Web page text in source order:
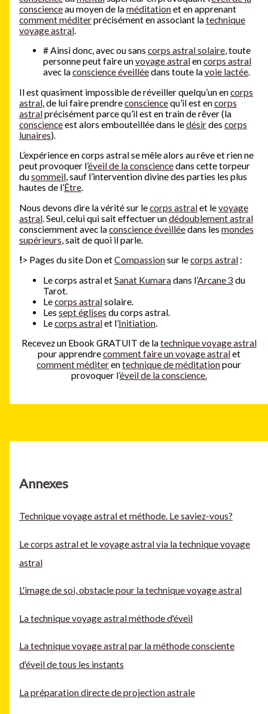
Annexes
Technique voyage astral et méthode. Le saviez-vous?
Le corps astral et le voyage astral via la technique voyage
astral
L'image de soi, obstacle pour la technique voyage astral
La technique voyage astral méthode d'éveil
La technique voyage astral par la méthode consciente
d'éveil de tous les instants
La préparation directe de projection astrale
conscienceau moyen de laméditationet en apprenant
comment méditerprécisément en associant latechnique
voyage astral.
#Ainsi donc, avec ou sans corps astral solaire, toute
personne peut faire unvoyage astralencorps astral
avec laconscience éveilléedans toute lavoie lactée.
Il est quasiment impossible de réveiller quelqu’un encorps
astral, de lui faire prendreconsciencequ’il est encorps
astralprécisément parce qu’il est en train de rêver (la
conscienceest alors embouteillée dans ledésirdes corps
lunaires).
L’expérience en corps astral se mêle alors au rêve et rien ne
peut provoquer l’éveil de la consciencedans cette torpeur
dusommeil, sauf l’intervention divine des parties les plus
hautes de l’Être.
Nous devons dire la vérité sur lecorps astralet levoyage
astral. Seul, celui qui sait effectuer undédoublement astral
consciemment avec laconscience éveilléedans les mondes
supérieurs, sait de quoi il parle.
!> Pages du site Don etCompassionsur lecorps astral:
Le corps astral etSanat Kumaradans l’Arcane 3 du
Tarot.
Lecorps astralsolaire.
Les sept églises du corps astral.
Lecorps astralet l’Initiation.
Recevez un Ebook GRATUIT de latechnique voyage astral
pour apprendrecomment faire un voyage astralet
comment méditerentechnique de méditationpour
provoquer l’éveil de la conscience.